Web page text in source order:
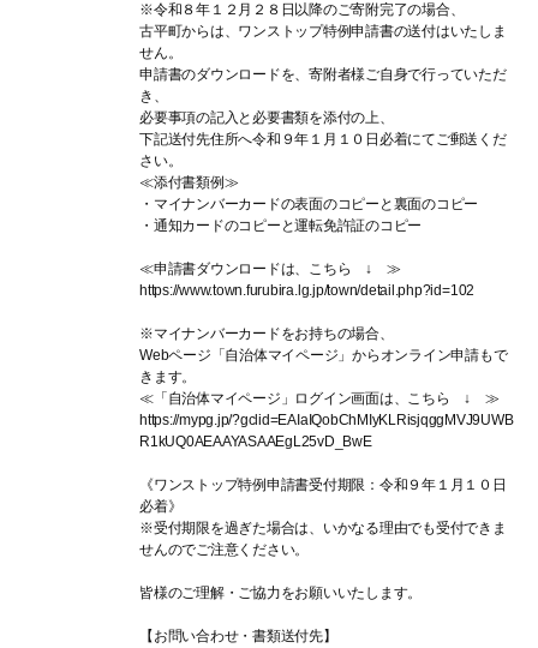
※令和８年１２月２８日以降のご寄附完了の場合、
古平町からは、ワンストップ特例申請書の送付はいたしま
せん。
申請書のダウンロードを、寄附者様ご自身で行っていただ
き、
必要事項の記入と必要書類を添付の上、
下記送付先住所へ令和９年１月１０日必着にてご郵送くだ
さい。
≪添付書類例≫
・マイナンバーカードの表面のコピーと裏面のコピー
・通知カードのコピーと運転免許証のコピー
≪申請書ダウンロードは、こちら ↓ ≫
https://www.town.furubira.lg.jp/town/detail.php?id=102
※マイナンバーカードをお持ちの場合、
Webページ「自治体マイページ」からオンライン申請もで
きます。
≪「自治体マイページ」ログイン画面は、こちら ↓ ≫
https://mypg.jp/?gclid=EAIaIQobChMIyKLRisjqggMVJ9UWB
R1kUQ0AEAAYASAAEgL25vD_BwE
《ワンストップ特例申請書受付期限：令和９年１月１０日
必着》
※受付期限を過ぎた場合は、いかなる理由でも受付できま
せんのでご注意ください。
皆様のご理解・ご協力をお願いいたします。
【お問い合わせ・書類送付先】